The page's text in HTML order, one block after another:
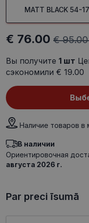
MATT BLACK 54-17
€ 76.00 €
Вы получите 1 шт
сэкономили € 19.00
Наличие товаров в
В наличии
Ориентировочная
августа 2026 г.
Par preci īsumā